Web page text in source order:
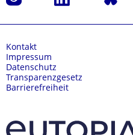
Kontakt
Impressum
Datenschutz
Transparenzgesetz
Barrierefreiheit